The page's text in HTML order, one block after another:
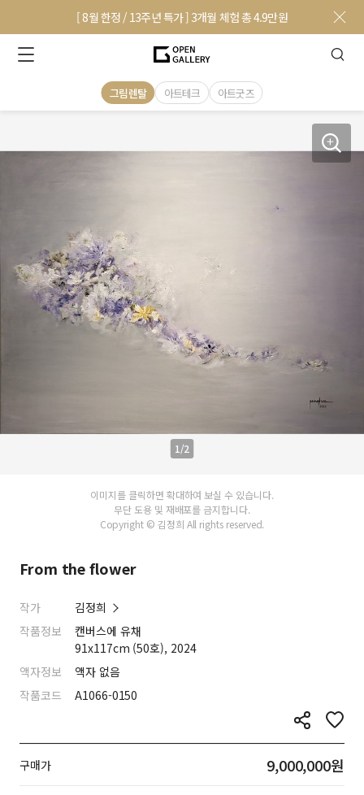
[ 8월 한정 / 13주년 특가 ] 3개월 체험 총 4.9만원
그림렌탈 아트테크 아트굿즈
1/2
이미지를 클릭하면 확대하여 보실 수 있습니다.
무단 도용 및 재배포를 금지합니다.
Copyright © 김정희 All rights reserved.
From the flower
작가
김정희
작품정보
캔버스에 유채
91x117cm (50호), 2024
액자정보
액자 없음
작품코드
A1066-0150
구매가 9,000,000원